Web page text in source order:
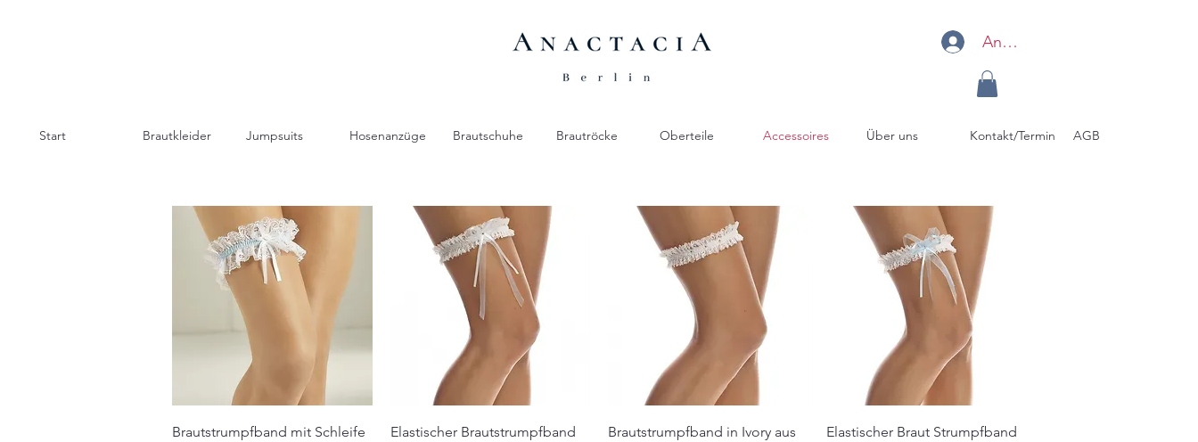
Anmelden
Start Brautkleider Jumpsuits Hosenanzüge Brautschuhe Brautröcke Oberteile Accessoires Über uns Kontakt/Termin AGB
Schnellansicht
Brautstrumpfband mit Schleife
Schnellansicht
Elastischer Brautstrumpfband
Schnellansicht
Brautstrumpfband in Ivory aus
Schnellansicht
Elastischer Braut Strumpfband